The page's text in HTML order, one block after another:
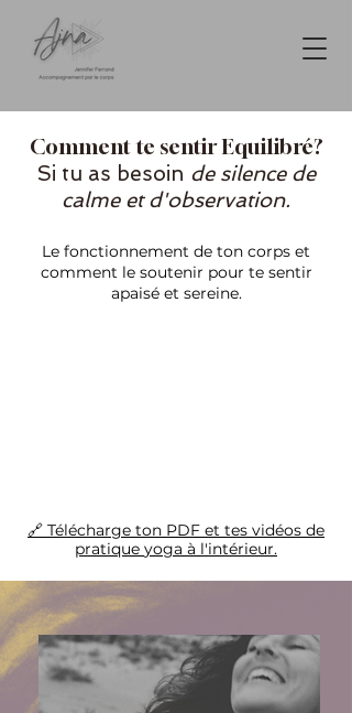
Comment te sentir Equilibré?
Si tu as besoin de silence de
calme et d'observation.
Le fonctionnement de ton corps et
comment le soutenir pour te sentir
apaisé et sereine.
🔗 Télécharge ton PDF et tes vidéos de
pratique yoga à l'intérieur.